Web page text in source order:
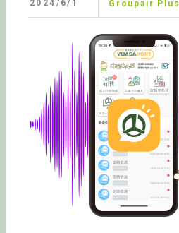
2024/6/1 Groupair Plus